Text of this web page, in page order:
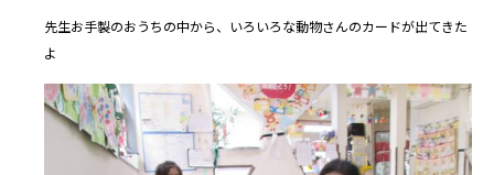
先生お手製のおうちの中から、いろいろな動物さんのカードが出てきた
よ